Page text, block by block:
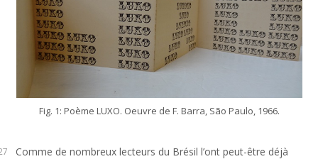
Fig. 1: Poème LUXO. Oeuvre de F. Barra, São Paulo, 1966.
Comme de nombreux lecteurs du Brésil l’ont peut-être déjà